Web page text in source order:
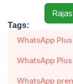
Tags:
WhatsApp Plus
WhatsApp
WhatsApp